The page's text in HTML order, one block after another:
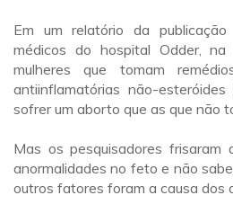
Em um relatório da
médicos do hospital Odder, na
mulheres que tomam
antiinflamatórias não-
sofrer um aborto que as que não
Mas os pesquisadores frisaram
anormalidades no feto e não
outros fatores foram a causa dos